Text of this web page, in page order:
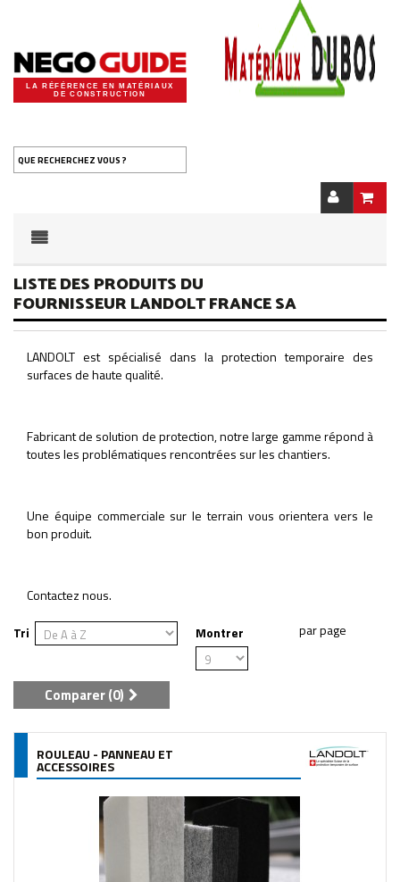
LA RÉFÉRENCE EN MATÉRIAUX
DE CONSTRUCTION
QUE RECHERCHEZ VOUS ?
LISTE DES PRODUITS DU
FOURNISSEUR LANDOLT FRANCE SA
LANDOLT est spécialisé dans la protection temporaire des
surfaces de haute qualité.
Fabricant de solution de protection, notre large gamme répond à
toutes les problématiques rencontrées sur les chantiers.
Une équipe commerciale sur le terrain vous orientera vers le
bon produit.
Contactez nous.
Tri
Montrer
Comparer (0)
ROULEAU - PANNEAU ET
ACCESSOIRES